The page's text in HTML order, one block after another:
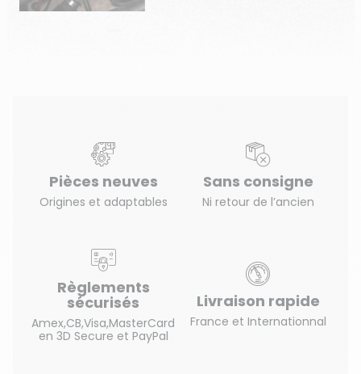
Pièces neuves
Origines et adaptables
Sans consigne
Ni retour de l’ancien
Règlements
sécurisés
Amex,CB,Visa,MasterCard
en 3D Secure et PayPal
Livraison rapide
France et Internationnal